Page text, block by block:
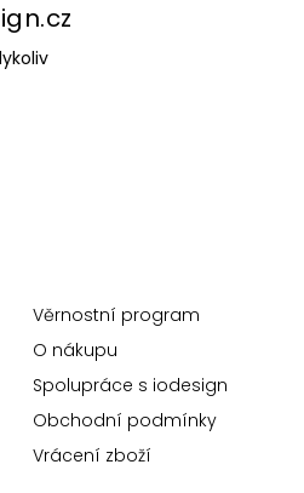
Věrnostní program
O nákupu
Spolupráce s iodesign
Obchodní podmínky
Vrácení zboží